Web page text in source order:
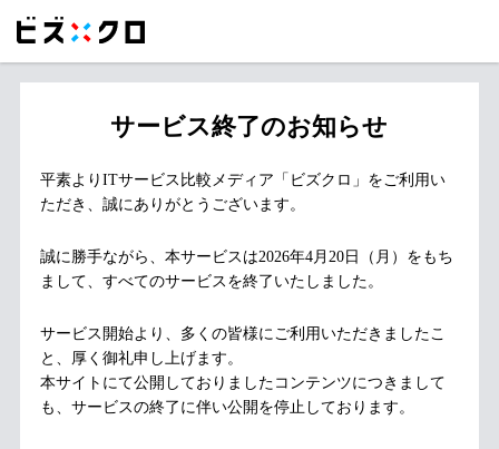
サービス終了のお知らせ
平素よりITサービス比較メディア「ビズクロ」をご利用い
ただき、誠にありがとうございます。
誠に勝手ながら、本サービスは2026年4月20日（月）をもち
まして、すべてのサービスを終了いたしました。
サービス開始より、多くの皆様にご利用いただきましたこ
と、厚く御礼申し上げます。
本サイトにて公開しておりましたコンテンツにつきまして
も、サービスの終了に伴い公開を停止しております。